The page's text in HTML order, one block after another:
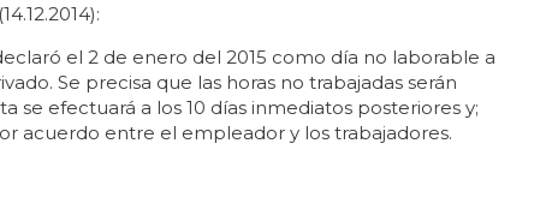
el 2 de enero del 2015 como día no laborable a
Se precisa que las horas no trabajadas serán
se efectuará a los 10 días inmediatos posteriores y;
acuerdo entre el empleador y los trabajadores.